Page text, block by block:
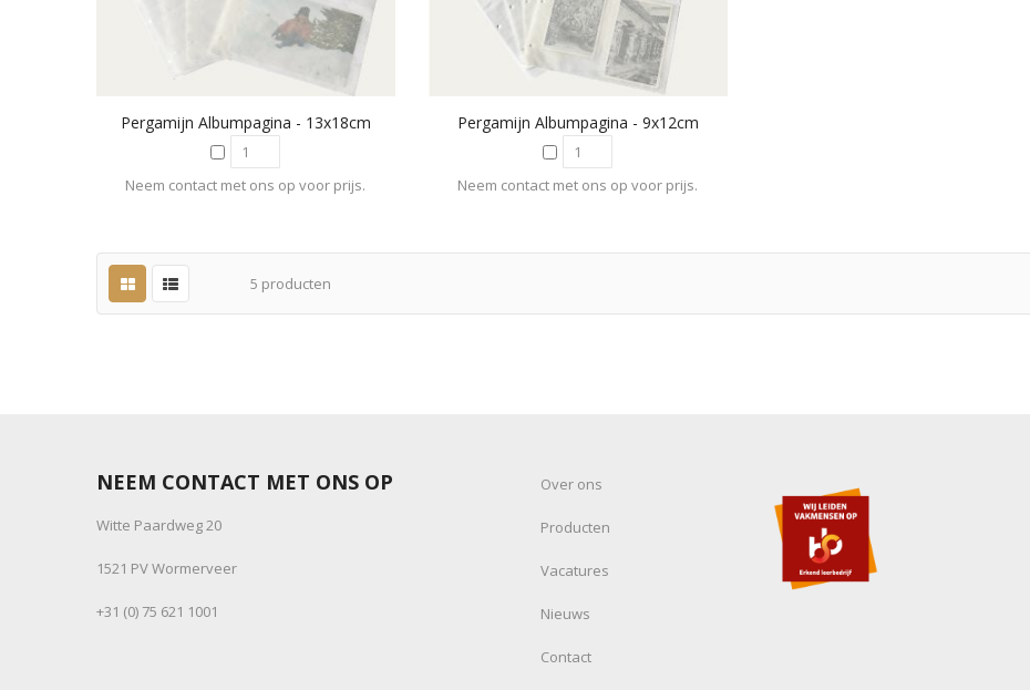
Pergamijn Albumpagina - 13x18cm
Neem contact met ons op voor prijs.
Pergamijn Albumpagina - 9x12cm
Neem contact met ons op voor prijs.
5 producten
NEEM CONTACT MET ONS OP
Witte Paardweg 20
1521 PV Wormerveer
+31 (0) 75 621 1001
Over ons
Producten
Vacatures
Nieuws
Contact